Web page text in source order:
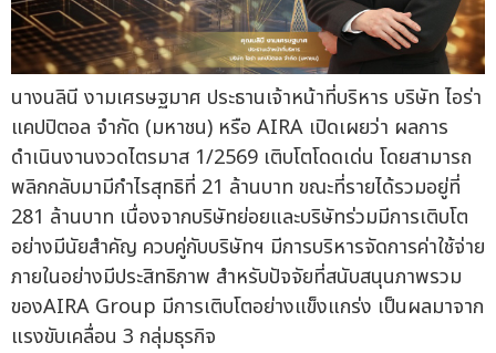
นางนลินี งามเศรษฐมาศ ประธานเจ้าหน้าที่บริหาร บริษัท ไอร่า
แคปปิตอล จำกัด (มหาชน) หรือ AIRA เปิดเผยว่า ผลการ
ดำเนินงานงวดไตรมาส 1/2569 เติบโตโดดเด่น โดยสามารถ
พลิกกลับมามีกำไรสุทธิที่ 21 ล้านบาท ขณะที่รายได้รวมอยู่ที่
281 ล้านบาท เนื่องจากบริษัทย่อยและบริษัทร่วมมีการเติบโต
อย่างมีนัยสำคัญ ควบคู่กับบริษัทฯ มีการบริหารจัดการค่าใช้จ่าย
ภายในอย่างมีประสิทธิภาพ สำหรับปัจจัยที่สนับสนุนภาพรวม
ของAIRA Group มีการเติบโตอย่างแข็งแกร่ง เป็นผลมาจาก
แรงขับเคลื่อน 3 กลุ่มธุรกิจ